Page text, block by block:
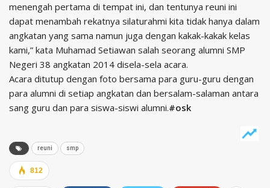
menengah pertama di tempat ini, dan tentunya reuni ini
dapat menambah rekatnya silaturahmi kita tidak hanya dalam
angkatan yang sama namun juga dengan kakak-kakak kelas
kami,” kata Muhamad Setiawan salah seorang alumni SMP
Negeri 38 angkatan 2014 disela-sela acara.
Acara ditutup dengan foto bersama para guru-guru dengan
para alumni di setiap angkatan dan bersalam-salaman antara
sang guru dan para siswa-siswi alumni.#osk
reuni smp
812